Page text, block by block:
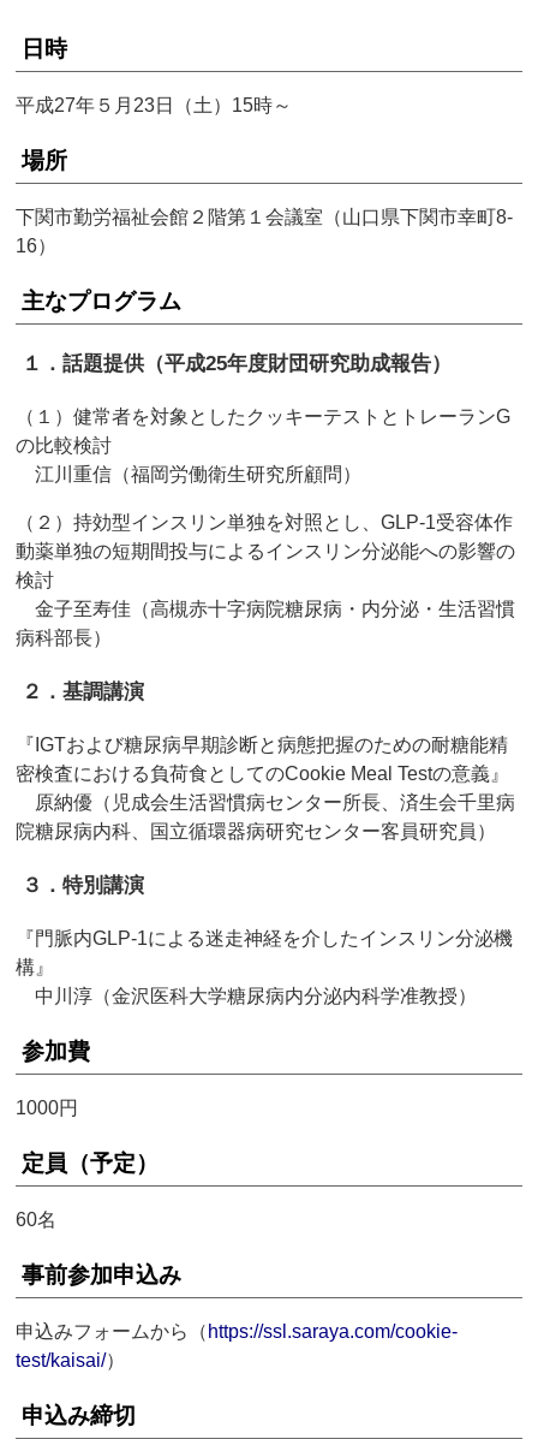
日時
平成27年５月23日（土）15時～
場所
下関市勤労福祉会館２階第１会議室（山口県下関市幸町8-
16）
主なプログラム
１．話題提供（平成25年度財団研究助成報告）
（１）健常者を対象としたクッキーテストとトレーランG
の比較検討
江川重信（福岡労働衛生研究所顧問）
（２）持効型インスリン単独を対照とし、GLP-1受容体作
動薬単独の短期間投与によるインスリン分泌能への影響の
検討
金子至寿佳（高槻赤十字病院糖尿病・内分泌・生活習慣
病科部長）
２．基調講演
『IGTおよび糖尿病早期診断と病態把握のための耐糖能精
密検査における負荷食としてのCookie Meal Testの意義』
原納優（児成会生活習慣病センター所長、済生会千里病
院糖尿病内科、国立循環器病研究センター客員研究員）
３．特別講演
『門脈内GLP-1による迷走神経を介したインスリン分泌機
構』
中川淳（金沢医科大学糖尿病内分泌内科学准教授）
参加費
1000円
定員（予定）
60名
事前参加申込み
申込みフォームから（ https://ssl.saraya.com/cookie-
test/kaisai/）
申込み締切